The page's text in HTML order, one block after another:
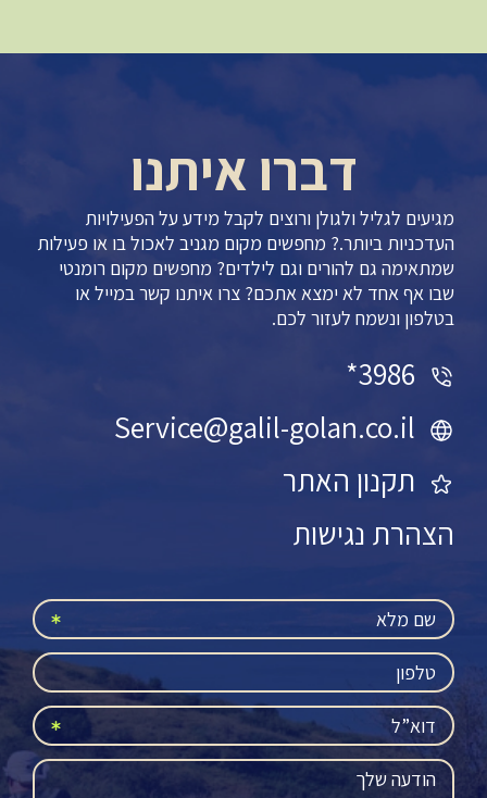
דברו איתנו
מגיעים לגליל ולגולן ורוצים לקבל מידע על הפעילויות
העדכניות ביותר.? מחפשים מקום מגניב לאכול בו או פעילות
שמתאימה גם להורים וגם לילדים? מחפשים מקום רומנטי
שבו אף אחד לא ימצא אתכם? צרו איתנו קשר במייל או
בטלפון ונשמח לעזור לכם.
Service@galil-golan.co.il
תקנון האתר
הצהרת נגישות